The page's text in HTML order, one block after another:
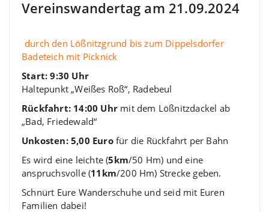
Vereinswandertag am 21.09.2024
durch den Lößnitzgrund bis zum Dippelsdorfer
Badeteich mit Picknick
Start: 9:30 Uhr
Haltepunkt „Weißes Roß“, Radebeul
Rückfahrt: 14:00 Uhr mit dem Lößnitzdackel ab
„Bad, Friedewald“
Unkosten: 5,00 Eurofür die Rückfahrt per Bahn
Es wird eine leichte (5km/50 Hm) und eine
anspruchsvolle (11km/200 Hm) Strecke geben.
Schnürt Eure Wanderschuhe und seid mit Euren
Familien dabei!